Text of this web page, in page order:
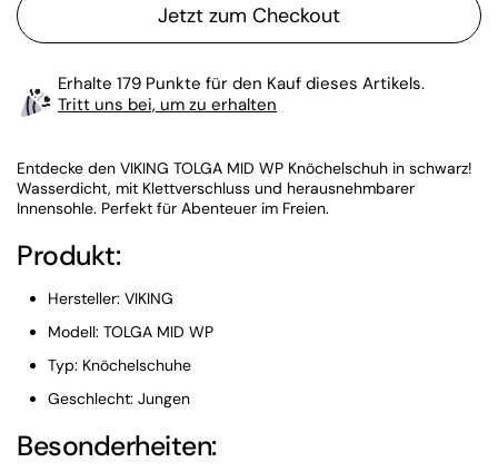
Jetzt zum Checkout
Erhalte 179 Punkte für den Kauf dieses Artikels.
Tritt uns bei, um zu erhalten
Entdecke den VIKING TOLGA MID WP Knöchelschuh in schwarz!
Wasserdicht, mit Klettverschluss und herausnehmbarer
Innensohle. Perfekt für Abenteuer im Freien.
Produkt:
Hersteller: VIKING
Modell: TOLGA MID WP
Typ: Knöchelschuhe
Geschlecht: Jungen
Besonderheiten: